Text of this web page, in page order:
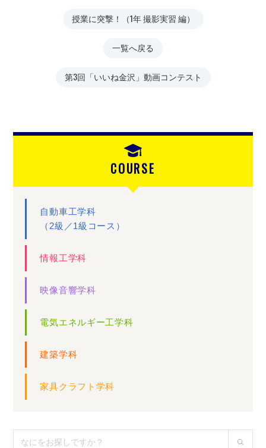
授業に突撃！（1年 撮影実習 編）
一覧へ戻る
第3回「いいね金沢」動画コンテスト
COURSE
自動車工学科
（2級／1級コース）
情報工学科
映像音響学科
電気エネルギー工学科
建築学科
家具クラフト学科